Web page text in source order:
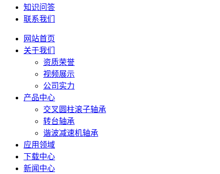
知识问答
联系我们
网站首页
关于我们
资质荣誉
视频展示
公司实力
产品中心
交叉圆柱滚子轴承
转台轴承
谐波减速机轴承
应用领域
下载中心
新闻中心